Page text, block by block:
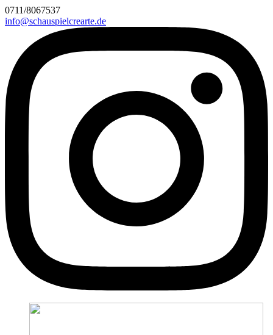
0711/8067537
info@schauspielcrearte.de